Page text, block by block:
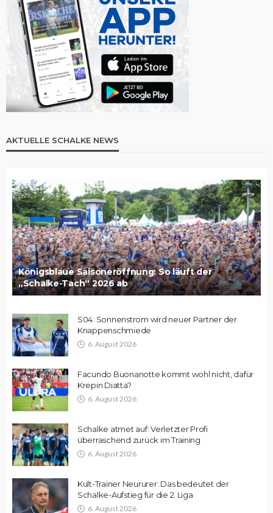
AKTUELLE SCHALKE NEWS
Königsblaue Saisoneröffnung: So läuft der
„Schalke-Tach“ 2026 ab
S04: Sonnenstrom wird neuer Partner der
Knappenschmiede
6. August 2026
Facundo Buonanotte kommt wohl nicht, dafür
Krepin Diatta?
6. August 2026
Schalke atmet auf: Verletzter Profi
überraschend zurück im Training
6. August 2026
Kult-Trainer Neururer: Das bedeutet der
Schalke-Aufstieg für die 2. Liga
6. August 2026